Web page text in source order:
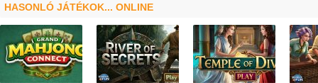
HASONLÓ JÁTÉKOK... ONLINE